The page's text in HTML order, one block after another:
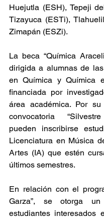
Huejutla (ESH), Tepeji
Tizayuca (ESTi),
Zimapán (ESZi).
La beca “Química
dirigida a alumnas de
en Química y Química
financiada por
área académica. Por
convocatoria
pueden inscribirse
Licenciatura en Música
Artes (IA) que estén
últimos semestres.
En relación con el
Garza”, se otorga
estudiantes interesados